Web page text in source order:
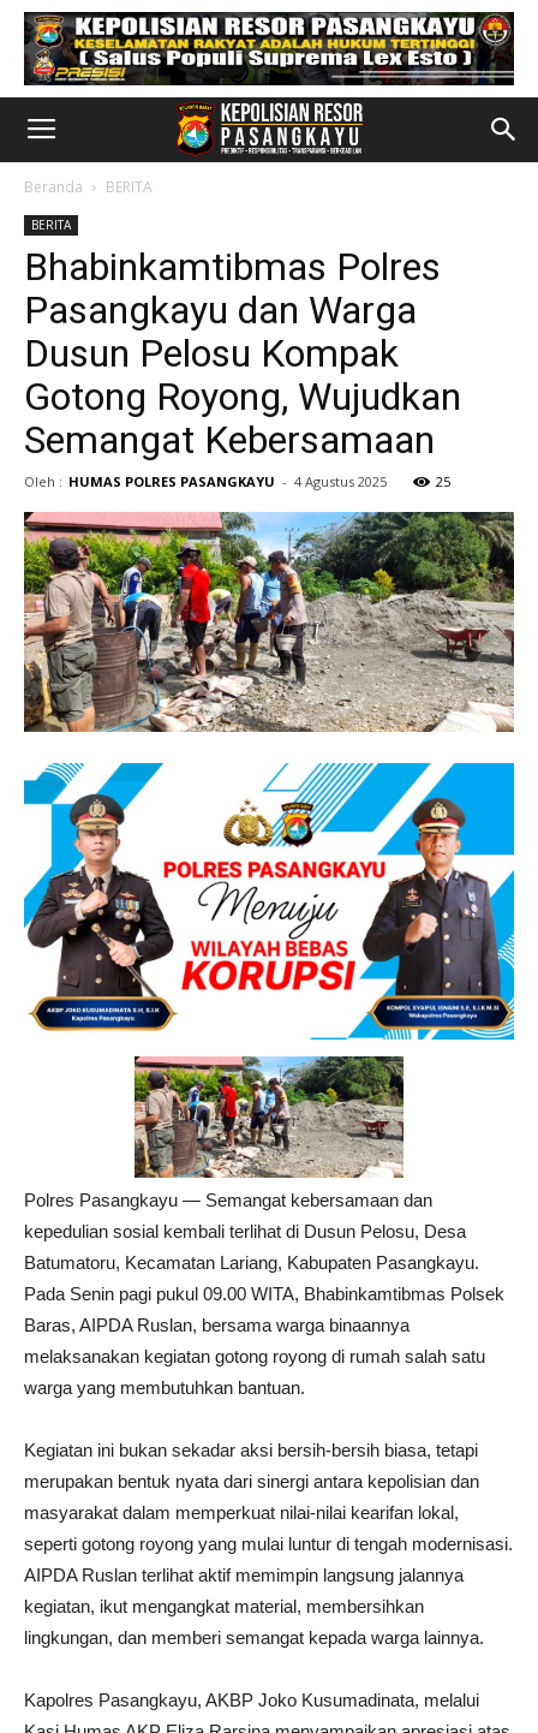
Beranda BERITA
BERITA
Bhabinkamtibmas Polres
Pasangkayu dan Warga
Dusun Pelosu Kompak
Gotong Royong, Wujudkan
Semangat Kebersamaan
Oleh : HUMAS POLRES PASANGKAYU - 4 Agustus 2025 25
Polres Pasangkayu — Semangat kebersamaan dan
kepedulian sosial kembali terlihat di Dusun Pelosu, Desa
Batumatoru, Kecamatan Lariang, Kabupaten Pasangkayu.
Pada Senin pagi pukul 09.00 WITA, Bhabinkamtibmas Polsek
Baras, AIPDA Ruslan, bersama warga binaannya
melaksanakan kegiatan gotong royong di rumah salah satu
warga yang membutuhkan bantuan.
Kegiatan ini bukan sekadar aksi bersih-bersih biasa, tetapi
merupakan bentuk nyata dari sinergi antara kepolisian dan
masyarakat dalam memperkuat nilai-nilai kearifan lokal,
seperti gotong royong yang mulai luntur di tengah modernisasi.
AIPDA Ruslan terlihat aktif memimpin langsung jalannya
kegiatan, ikut mengangkat material, membersihkan
lingkungan, dan memberi semangat kepada warga lainnya.
Kapolres Pasangkayu, AKBP Joko Kusumadinata, melalui